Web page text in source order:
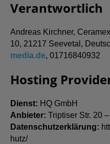
Verantwortlich
Andreas Kirchner,
10, 21217 Seevetal,
media.de, 01716840932
Hosting
Dienst: HQ GmbH
Anbieter: Triptiser Str. 20
Datenschutzerklärung:
hutz/